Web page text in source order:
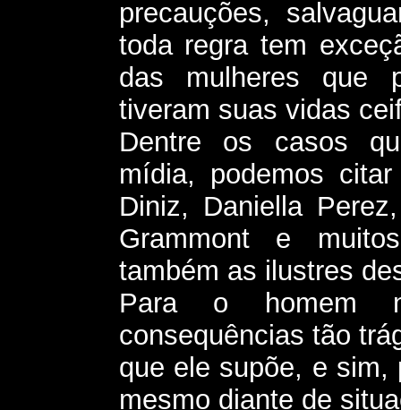
precauções,
toda regra tem
das mulheres que
tiveram suas vidas
Dentre os casos
mídia, podemos
Diniz, Daniella
Grammont e
também as ilustres
Para o homem
consequências tão
que ele supõe, e sim,
mesmo diante de